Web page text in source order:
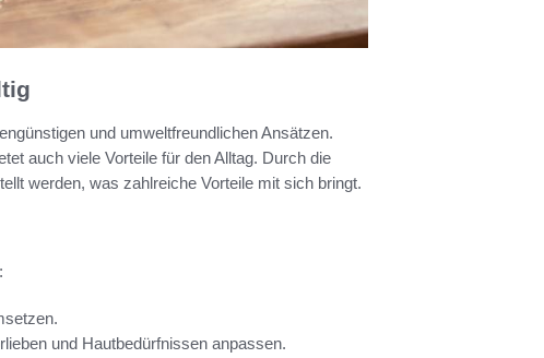
und umweltfreundlichen Ansätzen.
auch viele Vorteile für den Alltag. Durch die
werden, was zahlreiche Vorteile mit sich bringt.
und Hautbedürfnissen anpassen.